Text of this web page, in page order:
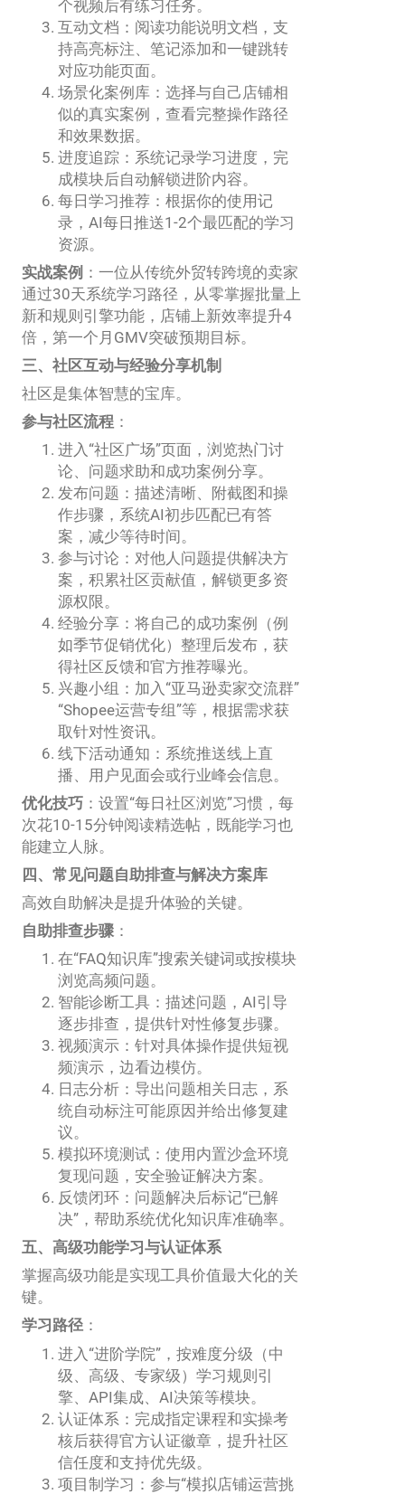
个视频后有练习任务。
互动文档：阅读功能说明文档，支
持高亮标注、笔记添加和一键跳转
对应功能页面。
场景化案例库：选择与自己店铺相
似的真实案例，查看完整操作路径
和效果数据。
进度追踪：系统记录学习进度，完
成模块后自动解锁进阶内容。
每日学习推荐：根据你的使用记
录，AI每日推送1-2个最匹配的学习
资源。
实战案例 ：一位从传统外贸转跨境的卖家
通过30天系统学习路径，从零掌握批量上
新和规则引擎功能，店铺上新效率提升4
倍，第一个月GMV突破预期目标。
三、社区互动与经验分享机制
社区是集体智慧的宝库。
参与社区流程 ：
进入“社区广场”页面，浏览热门讨
论、问题求助和成功案例分享。
发布问题：描述清晰、附截图和操
作步骤，系统AI初步匹配已有答
案，减少等待时间。
参与讨论：对他人问题提供解决方
案，积累社区贡献值，解锁更多资
源权限。
经验分享：将自己的成功案例（例
如季节促销优化）整理后发布，获
得社区反馈和官方推荐曝光。
兴趣小组：加入“亚马逊卖家交流群”
“Shopee运营专组”等，根据需求获
取针对性资讯。
线下活动通知：系统推送线上直
播、用户见面会或行业峰会信息。
优化技巧 ：设置“每日社区浏览”习惯，每
次花10-15分钟阅读精选帖，既能学习也
能建立人脉。
四、常见问题自助排查与解决方案库
高效自助解决是提升体验的关键。
自助排查步骤 ：
在“FAQ知识库”搜索关键词或按模块
浏览高频问题。
智能诊断工具：描述问题，AI引导
逐步排查，提供针对性修复步骤。
视频演示：针对具体操作提供短视
频演示，边看边模仿。
日志分析：导出问题相关日志，系
统自动标注可能原因并给出修复建
议。
模拟环境测试：使用内置沙盒环境
复现问题，安全验证解决方案。
反馈闭环：问题解决后标记“已解
决”，帮助系统优化知识库准确率。
五、高级功能学习与认证体系
掌握高级功能是实现工具价值最大化的关
键。
学习路径 ：
进入“进阶学院”，按难度分级（中
级、高级、专家级）学习规则引
擎、API集成、AI决策等模块。
认证体系：完成指定课程和实操考
核后获得官方认证徽章，提升社区
信任度和支持优先级。
项目制学习：参与“模拟店铺运营挑